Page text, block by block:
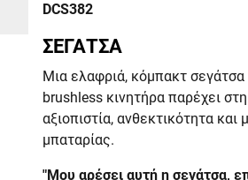
DCS382
ΣΕΓΑΤΣΑ
Μια ελαφριά, κόμπακτ σεγάτσα
brushless κινητήρα παρέχει
αξιοπιστία, ανθεκτικότητα και
μπαταρίας.
"Μου αρέσει αυτή η σεγάτσα,